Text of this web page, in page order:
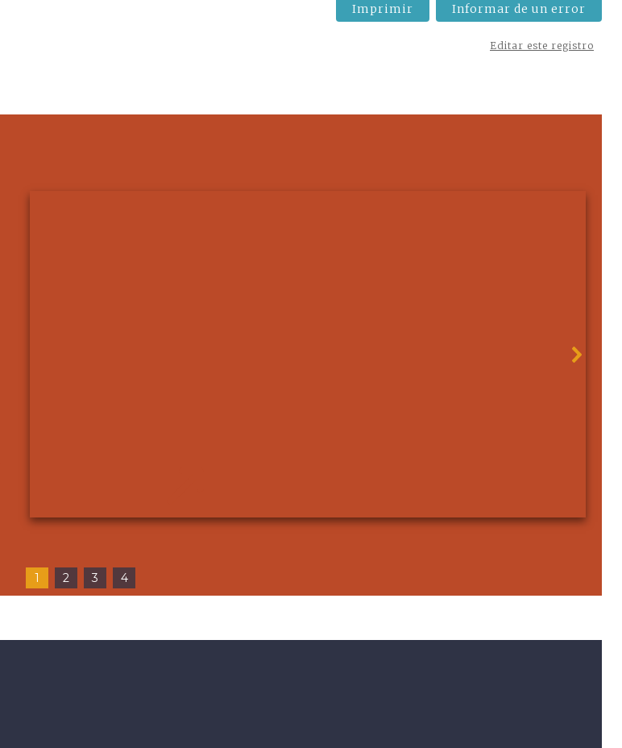
Imprimir Informar de un error
Editar este registro
1 2 3 4